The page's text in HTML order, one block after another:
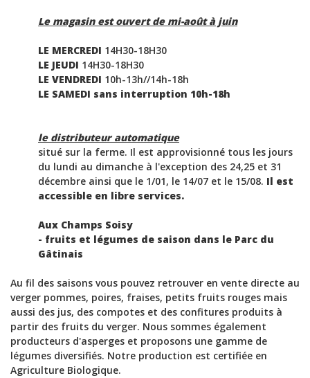
Le magasin est ouvert de mi-août à juin
LE MERCREDI 14H30-18H30
LE JEUDI 14H30-18H30
LE VENDREDI 10h-13h//14h-18h
LE SAMEDI sans interruption 10h-18h
le distributeur automatique
situé sur la ferme. Il est approvisionné tous les jours
du lundi au dimanche à l'exception des 24,25 et 31
décembre ainsi que le 1/01, le 14/07 et le 15/08. Il est
accessible en libre services.
Aux Champs Soisy
- fruits et légumes de saison dans le Parc du
Gâtinais
Au fil des saisons vous pouvez retrouver en vente directe au
verger pommes, poires, fraises, petits fruits rouges mais
aussi des jus, des compotes et des confitures produits à
partir des fruits du verger. Nous sommes également
producteurs d'asperges et proposons une gamme de
légumes diversifiés. Notre production est certifiée en
Agriculture Biologique.